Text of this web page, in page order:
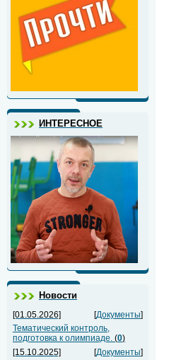
ИНТЕРЕСНОЕ
Новости
[01.05.2026] [Документы]
Тематический контроль,
подготовка к олимпиаде. (0)
[15.10.2025]
[Документы]